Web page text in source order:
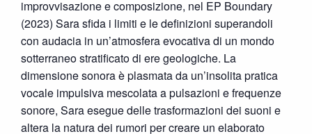
improvvisazione e composizione, nel EP Boundary
(2023) Sara sfida i limiti e le definizioni superandoli
con audacia in un’atmosfera evocativa di un mondo
sotterraneo stratificato di ere geologiche. La
dimensione sonora è plasmata da un’insolita pratica
vocale impulsiva mescolata a pulsazioni e frequenze
sonore, Sara esegue delle trasformazioni dei suoni e
altera la natura dei rumori per creare un elaborato